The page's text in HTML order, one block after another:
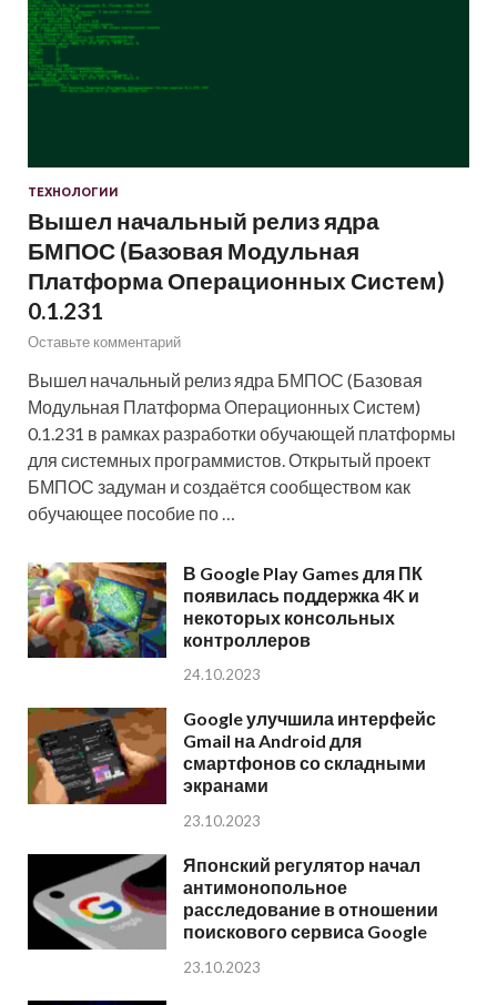
ТЕХНОЛОГИИ
Вышел начальный релиз ядра
БМПОС (Базовая Модульная
Платформа Операционных Систем)
0.1.231
Оставьте комментарий
Вышел начальный релиз ядра БМПОС (Базовая
Модульная Платформа Операционных Систем)
0.1.231 в рамках разработки обучающей платформы
для системных программистов. Открытый проект
БМПОС задуман и создаётся сообществом как
обучающее пособие по …
В Google Play Games для ПК
появилась поддержка 4K и
некоторых консольных
контроллеров
24.10.2023
Google улучшила интерфейс
Gmail на Android для
смартфонов со складными
экранами
23.10.2023
Японский регулятор начал
антимонопольное
расследование в отношении
поискового сервиса Google
23.10.2023